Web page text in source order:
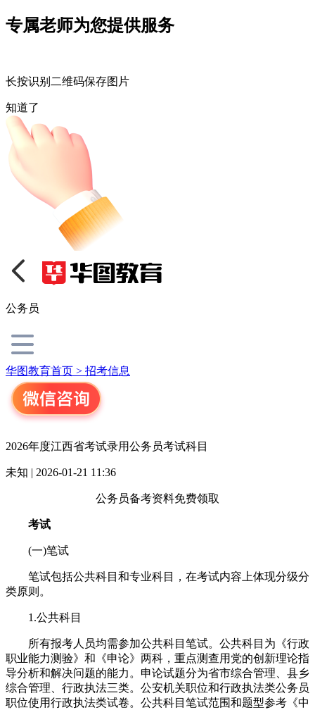
专属老师为您提供服务
长按识别二维码保存图片
知道了
公务员
华图教育首页 > 招考信息
2026年度江西省考试录用公务员考试科目
未知 | 2026-01-21 11:36
公务员备考资料免费领取
考试
(一)笔试
笔试包括公共科目和专业科目，在考试内容上体现分级分
类原则。
1.公共科目
所有报考人员均需参加公共科目笔试。公共科目为《行政
职业能力测验》和《申论》两科，重点测查用党的创新理论指
导分析和解决问题的能力。申论试题分为省市综合管理、县乡
综合管理、行政执法三类。公安机关职位和行政执法类公务员
职位使用行政执法类试卷。公共科目笔试范围和题型参考《中